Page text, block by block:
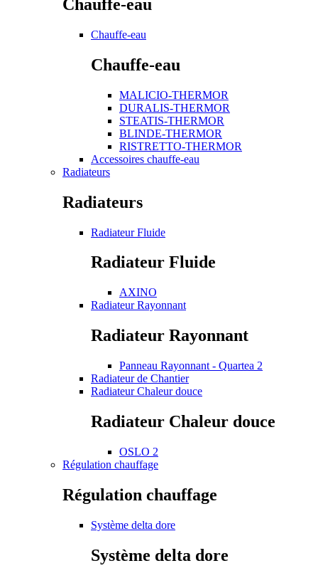
Chauffe-eau
Chauffe-eau
Chauffe-eau
MALICIO-THERMOR
DURALIS-THERMOR
STEATIS-THERMOR
BLINDE-THERMOR
RISTRETTO-THERMOR
Accessoires chauffe-eau
Radiateurs
Radiateurs
Radiateur Fluide
Radiateur Fluide
AXINO
Radiateur Rayonnant
Radiateur Rayonnant
Panneau Rayonnant - Quartea 2
Radiateur de Chantier
Radiateur Chaleur douce
Radiateur Chaleur douce
OSLO 2
Régulation chauffage
Régulation chauffage
Système delta dore
Système delta dore